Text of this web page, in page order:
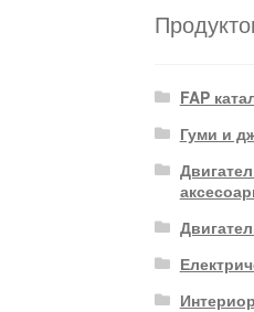
FAP
Гуми и
Интериор